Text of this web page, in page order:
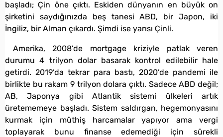
başladı; Çin öne çıktı. Eskiden dünyanın en büyük on
şirketini saydığınızda beş tanesi ABD, bir Japon, iki
İngiliz, bir Alman çıkardı. Şimdi ise yarısı Çinli.
Amerika, 2008’de mortgage kriziyle patlak veren
durumu 4 trilyon dolar basarak kontrol edilebilir hale
getirdi. 2019’da tekrar para bastı, 2020’de pandemi ile
birlikte bu rakam 9 trilyon dolara çıktı. Sadece ABD değil;
AB, Japonya gibi Atlantik sistemi ülkeleri artık
üretememeye başladı. Sistem saldırgan, hegemonyasını
kurmak için müthiş harcamalar yapıyor ama vergi
toplayarak bunu finanse edemediği için sürekli